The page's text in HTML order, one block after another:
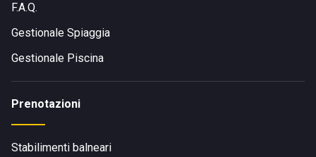
F.A.Q.
Gestionale Spiaggia
Gestionale Piscina
Prenotazioni
Stabilimenti balneari